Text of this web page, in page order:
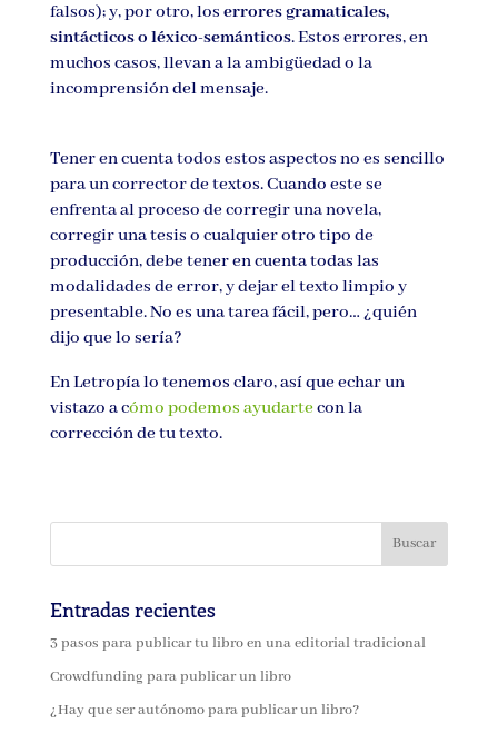
falsos); y, por otro, los errores gramaticales,
sintácticos o léxico-semánticos. Estos errores, en
muchos casos, llevan a la ambigüedad o la
incomprensión del mensaje.
Tener en cuenta todos estos aspectos no es sencillo
para un corrector de textos. Cuando este se
enfrenta al proceso de corregir una novela,
corregir una tesis o cualquier otro tipo de
producción, debe tener en cuenta todas las
modalidades de error, y dejar el texto limpio y
presentable. No es una tarea fácil, pero… ¿quién
dijo que lo sería?
En Letropía lo tenemos claro, así que echar un
vistazo a cómo podemos ayudartecon la
corrección de tu texto.
Entradas recientes
3 pasos para publicar tu libro en una editorial tradicional
Crowdfunding para publicar un libro
¿Hay que ser autónomo para publicar un libro?